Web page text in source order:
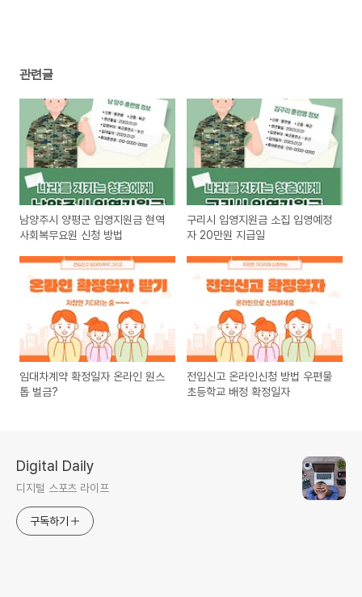
관련글
남양주시 양평군 입영지원금 현역
사회복무요원 신청 방법
구리시 입영지원금 소집 입영예정
자 20만원 지급일
임대차계약 확정일자 온라인 원스
톱 벌금?
전입신고 온라인신청 방법 우편물
초등학교 배정 확정일자
Digital Daily
디지털 스포츠 라이프
구독하기